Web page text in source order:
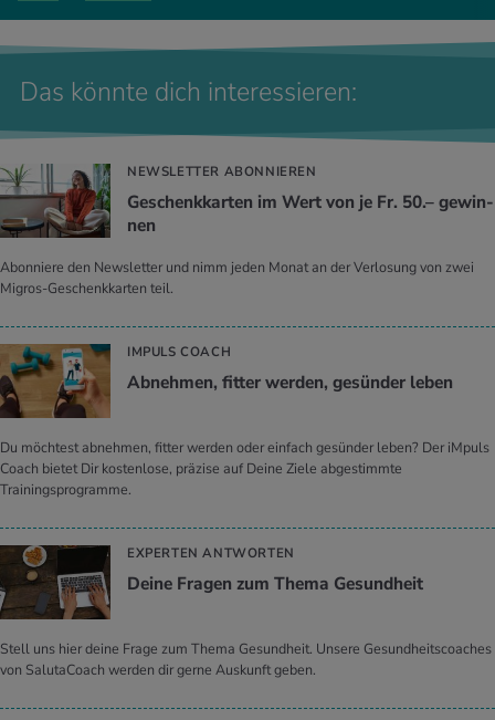
Das könnte dich interessieren:
NEWSLETTER ABONNIEREN
Ge­schenk­kar­ten im Wert von je Fr. 50.– ge­win­
nen
Abonniere den Newsletter und nimm jeden Monat an der Verlosung von zwei
Migros-Geschenkkarten teil.
IMPULS COACH
Ab­neh­men, fit­ter wer­den, ge­sün­der leben
Du möchtest abnehmen, fitter werden oder einfach gesünder leben? Der iMpuls
Coach bietet Dir kostenlose, präzise auf Deine Ziele abgestimmte
Trainingsprogramme.
EXPERTEN ANTWORTEN
Deine Fra­gen zum Thema Ge­sund­heit
Stell uns hier deine Frage zum Thema Gesundheit. Unsere Gesundheitscoaches
von SalutaCoach werden dir gerne Auskunft geben.